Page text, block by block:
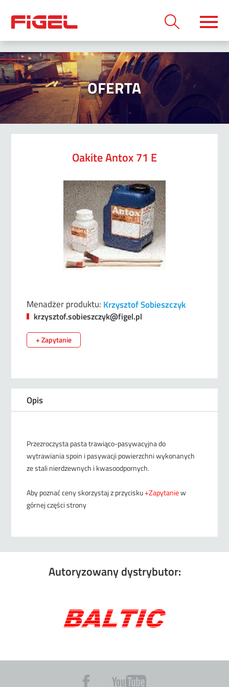
OFERTA
Oakite Antox 71 E
Menadżer produktu: Krzysztof Sobieszczyk
krzysztof.sobieszczyk@figel.pl
+ Zapytanie
Opis
Przezroczysta pasta trawiąco-pasywacyjna do
wytrawiania spoin i pasywacji powierzchni wykonanych
ze stali nierdzewnych i kwasoodpornych.
Aby poznać ceny skorzystaj z przycisku+Zapytaniew
górnej części strony
Autoryzowany dystrybutor: